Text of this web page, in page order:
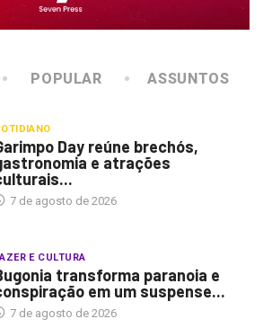
POPULAR ASSUNTOS
Day reúne brechós,
e atrações
7 de agosto de 2026
E CULTURA
transforma paranoia e
em um suspense...
7 de agosto de 2026